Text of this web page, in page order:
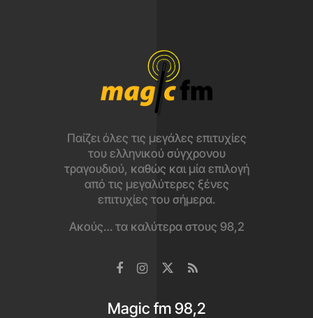
Παίζει όλες τις μεγάλες επιτυχίες
του ελληνικού σύγχρονου
τραγουδιού, καθώς και μία επιλογή
από τις μεγαλύτερες ξένες
επιτυχίες του σήμερα.
Ακούς… τα καλύτερα στους 98,2
Magic fm 98,2